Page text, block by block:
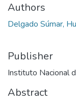
Authors
Delgado Súmar,
Publisher
Instituto Nacional
Abstract